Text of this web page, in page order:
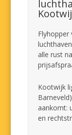
alle rust
Kootwijk
aankomt:
en